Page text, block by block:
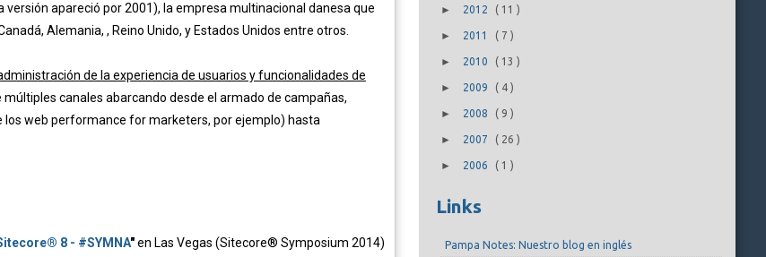
apareció por 2001), la empresa multinacional danesa que
Alemania, , Reino Unido, y Estados Unidos entre otros.
de la experiencia de usuarios y funcionalidades de
canales abarcando desde el armado de campañas,
los web performance for marketers, por ejemplo) hasta
8 - #SYMNA"en Las Vegas (Sitecore® Symposium 2014)
► 2012 ( 11)
► 2011 ( 7)
► 2010 ( 13)
► 2009 ( 4)
► 2008 ( 9)
► 2007 ( 26)
► 2006 ( 1)
Links
Pampa Notes: Nuestro blog en inglés